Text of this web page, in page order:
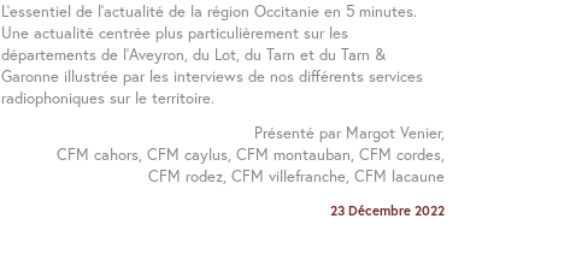
L’essentiel de l’actualité de la région Occitanie en 5 minutes.
Une actualité centrée plus particulièrement sur les
départements de l’Aveyron, du Lot, du Tarn et du Tarn &
Garonne illustrée par les interviews de nos différents services
radiophoniques sur le territoire.
Présenté par Margot Venier,
CFM cahors, CFM caylus, CFM montauban, CFM cordes,
CFM rodez, CFM villefranche, CFM lacaune
23 Décembre 2022